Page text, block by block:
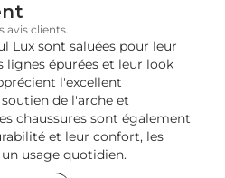
avis clients.
Lux sont saluées pour leur
lignes épurées et leur look
l'excellent
de l'arche et
chaussures sont également
et leur confort, les
usage quotidien.